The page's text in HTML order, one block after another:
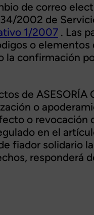
de correo
2002 de
1/2007 . Las
o
la confirmación
de
o
o revocación
en el
fiador solidario
responderá